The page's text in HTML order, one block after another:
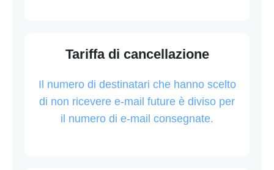
Tariffa di cancellazione
Il numero di destinatari che hanno scelto
di non ricevere e-mail future è diviso per
il numero di e-mail consegnate.